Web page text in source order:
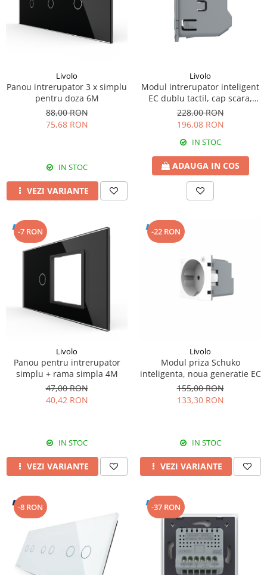
Livolo
Panou intrerupator 3 x simplu
pentru doza 6M
88,00 RON
75,68 RON
IN STOC
VEZI VARIANTE
Livolo
Modul intrerupator inteligent
EC dublu tactil, cap scara,
Generatie Noua
228,00 RON
196,08 RON
IN STOC
ADAUGA IN COS
-7 RON
Livolo
Panou pentru intrerupator
simplu + rama simpla 4M
47,00 RON
40,42 RON
IN STOC
VEZI VARIANTE
-22 RON
Livolo
Modul priza Schuko
inteligenta, noua generatie EC
155,00 RON
133,30 RON
IN STOC
VEZI VARIANTE
-8 RON -37 RON